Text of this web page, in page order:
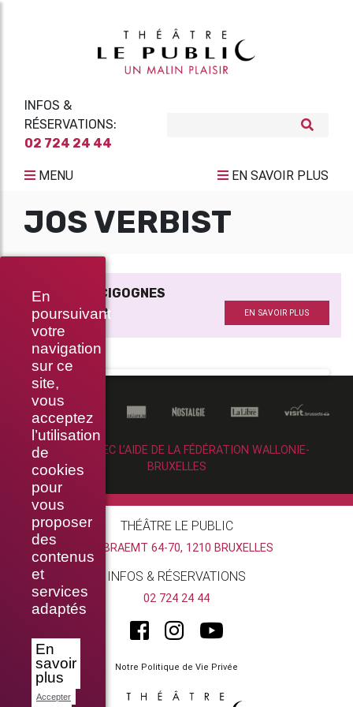
En
poursuivant
votre
navigation
sur ce
site,
vous
acceptez
l’utilisation
de
cookies
pour
vous
proposer
des
contenus
et
services
adaptés
En
savoir
plus
Accepter
INFOS &
RÉSERVATIONS:
02 724 24 44
MENU EN SAVOIR PLUS
JOS VERBIST
LE JEU DES CIGOGNES
Mise en scène EN SAVOIR PLUS
RÉALISÉ AVEC L’AIDE DE LA FÉDÉRATION WALLONIE-
BRUXELLES
THÉÂTRE LE PUBLIC
RUE BRAEMT 64-70, 1210 BRUXELLES
INFOS & RÉSERVATIONS
02 724 24 44
Notre Politique de Vie Privée